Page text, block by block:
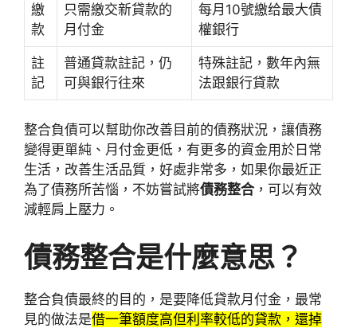
繳
款
只需繳交新貸款的
月付金
每月10號繳给最大債
權銀行
註
記
普通貸款註記，仍
可與銀行往來
特殊註記，數年內無
法跟銀行貸款
整合負債可以幫助你改善目前的債務狀況，讓債務
變得更單純、月付金更低，有更多的資金用於日常
生活，改善生活品質，好處非常多，如果你最近正
為了債務所苦惱，不妨嘗試將債務整合 ，可以有效
減輕肩上壓力。
債務整合是什麼意思？
整合負債最終的目的，是要降低貸款月付金，最常
見的做法是借一筆額度高但利率較低的貸款，還掉